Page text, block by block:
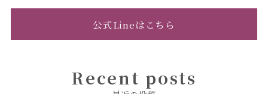
公式Lineはこちら
Recent posts